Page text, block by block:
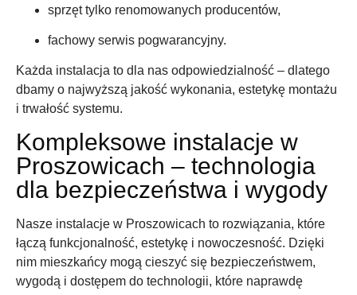
sprzęt tylko renomowanych producentów,
fachowy serwis pogwarancyjny.
Każda instalacja to dla nas odpowiedzialność – dlatego
dbamy o najwyższą jakość wykonania, estetykę montażu
i trwałość systemu.
Kompleksowe instalacje w
Proszowicach – technologia
dla bezpieczeństwa i wygody
Nasze instalacje w Proszowicach to rozwiązania, które
łączą funkcjonalność, estetykę i nowoczesność. Dzięki
nim mieszkańcy mogą cieszyć się bezpieczeństwem,
wygodą i dostępem do technologii, które naprawdę